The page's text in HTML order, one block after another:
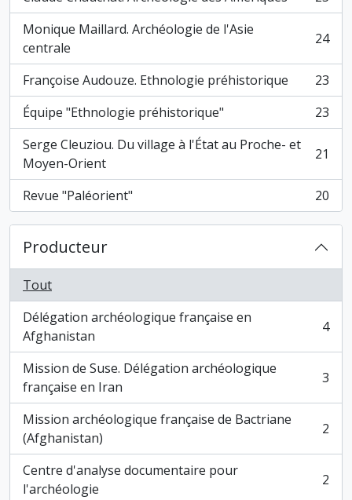
, 25 résultats
Monique Maillard. Archéologie de l'Asie
centrale
, 24 résultats 24
Françoise Audouze. Ethnologie préhistorique
, 23 résultats
23
Équipe "Ethnologie préhistorique"
, 23 résultats
23
Serge Cleuziou. Du village à l'État au Proche- et
Moyen-Orient
, 21 résultats 21
Revue "Paléorient"
, 20 résultats 20
Producteur
Tout
Délégation archéologique française en
Afghanistan
, 4 résultats 4
Mission de Suse. Délégation archéologique
française en Iran
, 3 résultats 3
Mission archéologique française de Bactriane
(Afghanistan)
, 2 résultats 2
Centre d'analyse documentaire pour
l'archéologie
, 2 résultats 2